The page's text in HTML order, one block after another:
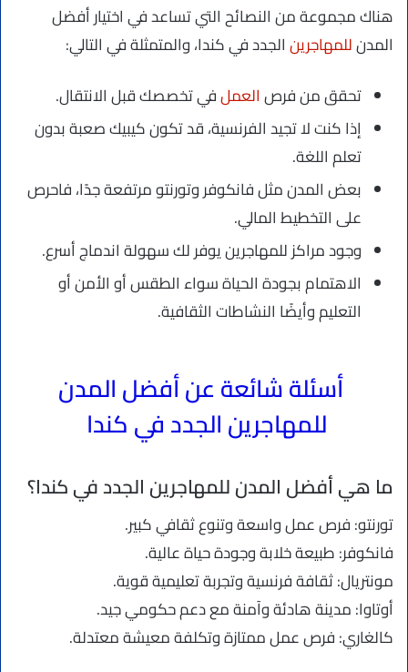
هناك مجموعة من النصائح التي تساعد في اختيار أفضل
المدنللمهاجرينالجدد في كندا، والمتمثلة في التالي:
تحقق من فرصالعملفي تخصصك قبل الانتقال.
إذا كنت لا تجيد الفرنسية، قد تكون كيبيك صعبة بدون
تعلم اللغة.
بعض المدن مثل فانكوفر وتورنتو مرتفعة جدًا، فاحرص
على التخطيط المالي.
وجود مراكز للمهاجرين يوفر لك سهولة اندماج أسرع.
الاهتمام بجودة الحياة سواء الطقس أو الأمن أو
التعليم وأيضًا النشاطات الثقافية.
أسئلة شائعة عن أفضل المدن
للمهاجرين الجدد في كندا
ما هي أفضل المدن للمهاجرين الجدد في كندا؟
تورنتو: فرص عمل واسعة وتنوع ثقافي كبير.
فانكوفر: طبيعة خلابة وجودة حياة عالية.
مونتريال: ثقافة فرنسية وتجربة تعليمية قوية.
أوتاوا: مدينة هادئة وآمنة مع دعم حكومي جيد.
كالغاري: فرص عمل ممتازة وتكلفة معيشة معتدلة.